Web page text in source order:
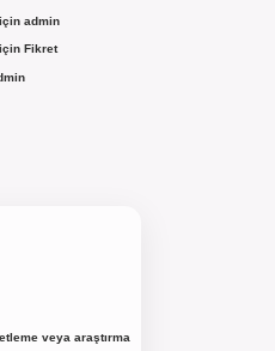
admin
Fikret
veya araştırma